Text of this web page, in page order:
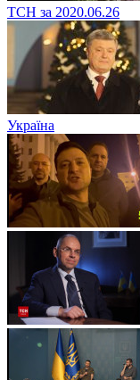
ТСН за 2020.06.26
Україна